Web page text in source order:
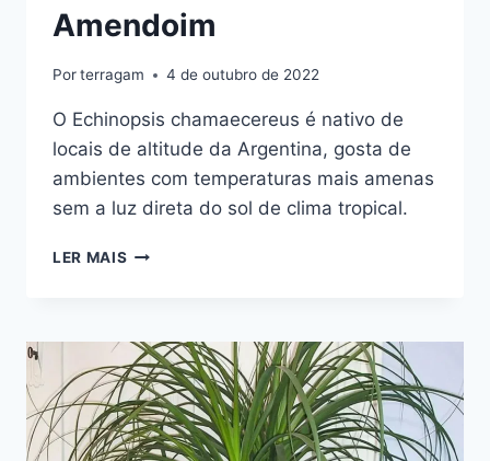
Amendoim
Porterragam 4 de outubro de 2022
O Echinopsis chamaecereus é nativo de
locais de altitude da Argentina, gosta de
ambientes com temperaturas mais amenas
sem a luz direta do sol de clima tropical.
LER MAIS ECHINOPSIS
CACTO-
AMENDOIM